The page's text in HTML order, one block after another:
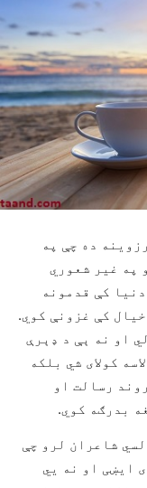
ده چې په
په غير شعوري
کې قدمونه
کې غزونې کوي.
او نه ېې د ډېرې
کولای شي بلکه
رسالت او
بدرګه کوي.
شاعران لرو چې
ايښی او نه يي